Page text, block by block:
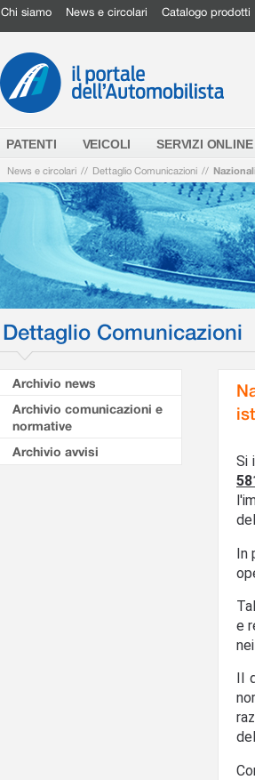
Chi siamo News e circolari Catalogo prodotti
PATENTI VEICOLI SERVIZI ONLINE
News e circolari // Dettaglio Comunicazioni //
Dettaglio Comunicazioni
Archivio news
Archivio comunicazioni e
normative
Archivio avvisi
Si
In
e
Il